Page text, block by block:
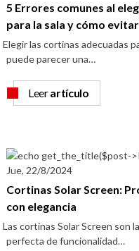
5 Errores comunes al
para la sala y cómo
Elegir las cortinas adecuadas
puede parecer una…
Leerartículo
Jue, 22/8/2024
Cortinas Solar Screen:
con elegancia
Las cortinas Solar Screen son
perfecta de funcionalidad…